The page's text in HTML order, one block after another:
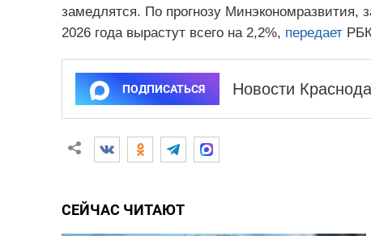
замедлятся. По прогнозу
2026 года вырастут всего на 2,2%, передает
ПОДПИСАТЬСЯ Новости
СЕЙЧАС ЧИТАЮТ